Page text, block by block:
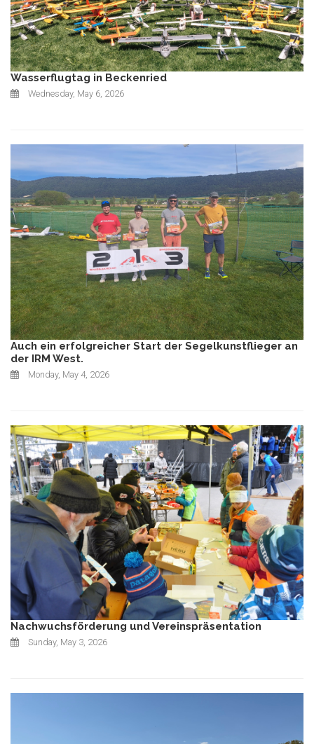
Wasserflugtag in Beckenried
Wednesday, May 6, 2026
Auch ein erfolgreicher Start der Segelkunstflieger an
der IRM West.
Monday, May 4, 2026
Nachwuchsförderung und Vereinspräsentation
Sunday, May 3, 2026